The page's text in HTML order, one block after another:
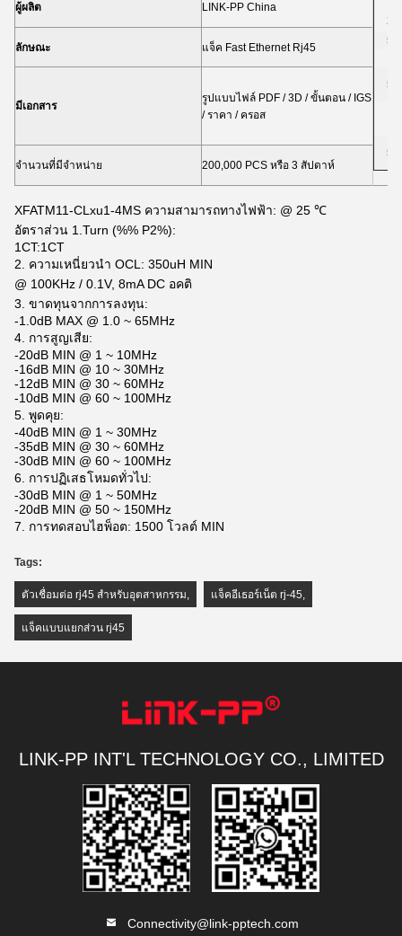
ผู้ผลิต LINK-PP China
ลักษณะ แจ็ค Fast Ethernet Rj45
มีเอกสาร
รูปแบบไฟล์ PDF / 3D / ขั้นตอน / IGS
/ ราคา / ครอส
จำนวนที่มีจำหน่าย 200,000 PCS หรือ 3 สัปดาห์
XFATM11-CLxu1-4MS ความสามารถทางไฟฟ้า: @ 25 ℃
อัตราส่วน 1.Turn (%% P2%):
1CT:1CT
2. ความเหนี่ยวนำ OCL: 350uH MIN
@ 100KHz / 0.1V, 8mA DC อคติ
3. ขาดทุนจากการลงทุน:
-1.0dB MAX @ 1.0 ~ 65MHz
4. การสูญเสีย:
-20dB MIN @ 1 ~ 10MHz
-16dB MIN @ 10 ~ 30MHz
-12dB MIN @ 30 ~ 60MHz
-10dB MIN @ 60 ~ 100MHz
5. พูดคุย:
-40dB MIN @ 1 ~ 30MHz
-35dB MIN @ 30 ~ 60MHz
-30dB MIN @ 60 ~ 100MHz
6. การปฏิเสธโหมดทั่วไป:
-30dB MIN @ 1 ~ 50MHz
-20dB MIN @ 50 ~ 150MHz
7. การทดสอบไฮพ็อต: 1500 โวลต์ MIN
Tags:
ตัวเชื่อมต่อ rj45 สำหรับอุตสาหกรรม, แจ็คอีเธอร์เน็ต rj-45,
แจ็คแบบแยกส่วน rj45
LINK-PP INT'L TECHNOLOGY CO., LIMITED
Connectivity@link-pptech.com